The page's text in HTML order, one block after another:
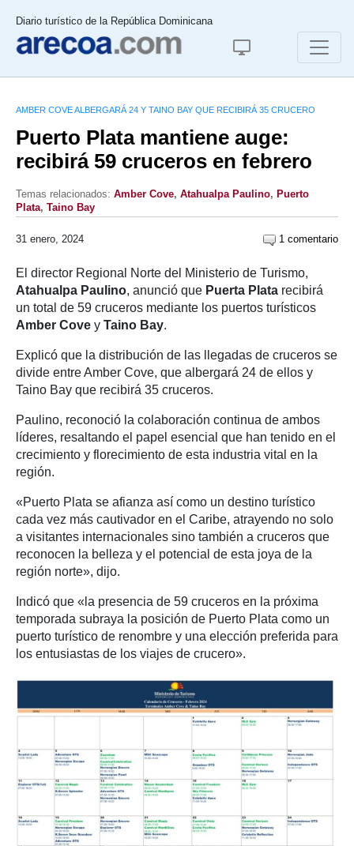
Diario turístico de la República Dominicana
AMBER COVE ALBERGARÁ 24 Y TAINO BAY QUE RECIBIRÁ 35 CRUCERO
Puerto Plata mantiene auge:
recibirá 59 cruceros en febrero
Temas relacionados: Amber Cove, Atahualpa Paulino, Puerto
Plata, Taino Bay
31 enero, 2024 1 comentario
El director Regional Norte del Ministerio de Turismo,
Atahualpa Paulino, anunció que Puerta Plata recibirá
un total de 59 cruceros mediante los puertos turísticos
Amber Cove y Taino Bay.
Explicó que la distribución de las llegadas de cruceros se
divide entre Amber Cove, que albergará 24 de ellos y
Taino Bay que recibirá 35 cruceros.
Paulino, reconoció la colaboración continua de ambos
líderes, resaltando el papel esencial que han tenido en el
crecimiento y florecimiento de esta industria vital en la
región.
«Puerto Plata se afianza así como un destino turístico
cada vez más cautivador en el Caribe, atrayendo no solo
a visitantes internacionales sino también a cruceros que
reconocen la belleza y el potencial de esta joya de la
región norte», dijo.
Indicó que «la presencia de 59 cruceros en la próxima
temporada subraya la posición de Puerto Plata como un
puerto turístico de renombre y una elección preferida para
los entusiastas de los viajes de crucero».